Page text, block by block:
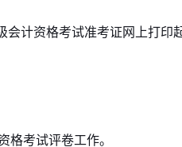
会计资格考试准考证网上打印
格考试评卷工作。